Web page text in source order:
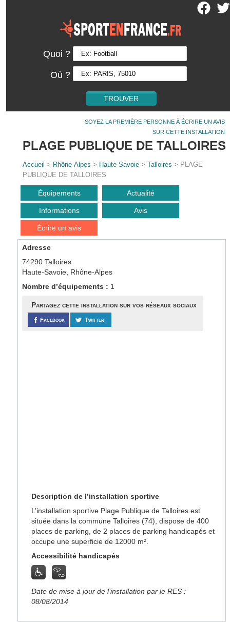
Quoi ?
Où ?
SOYEZ LA PREMIÈRE PERSONNE À ÉCRIRE UN AVIS
SUR CETTE INSTALLATION
PLAGE PUBLIQUE DE TALLOIRES
Accueil > Rhône-Alpes > Haute-Savoie >Talloires > PLAGE
PUBLIQUE DE TALLOIRES
Équipements Actualité
Informations Avis
Écrire un avis
Adresse
74290 Talloires
Haute-Savoie, Rhône-Alpes
Nombre d’équipements : 1
Partagez cette installation sur vos réseaux sociaux
Facebook Twitter
Description de l’installation sportive
L’installation sportive Plage Publique de Talloires est
située dans la commune Talloires (74), dispose de 400
places de parking, de 2 places de parking handicapés et
occupe une superficie de 12000 m².
Accessibilité handicapés
Date de mise à jour de l’installation par le RES :
08/08/2014